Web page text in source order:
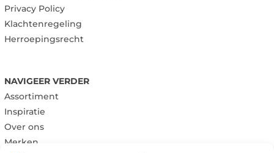
Privacy Policy
Klachtenregeling
Herroepingsrecht
NAVIGEER VERDER
Assortiment
Inspiratie
Over ons
Merken